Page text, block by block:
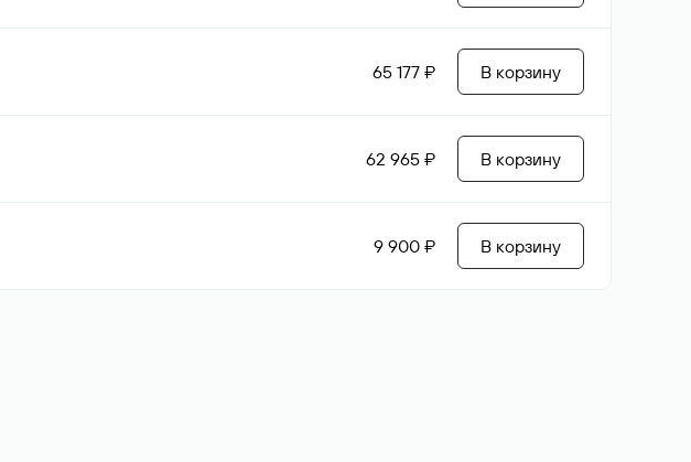
65 177 ₽ В корзину
62 965 ₽ В корзину
9 900 ₽ В корзину